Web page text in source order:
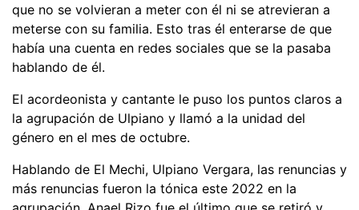
que no se volvieran a meter con él ni se atrevieran a
meterse con su familia. Esto tras él enterarse de que
había una cuenta en redes sociales que se la pasaba
hablando de él.
El acordeonista y cantante le puso los puntos claros a
la agrupación de Ulpiano y llamó a la unidad del
género en el mes de octubre.
Hablando de El Mechi, Ulpiano Vergara, las renuncias y
más renuncias fueron la tónica este 2022 en la